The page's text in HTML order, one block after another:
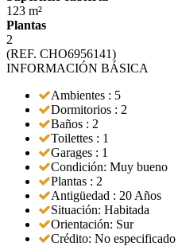
123 m²
Plantas
2
(REF. CHO6956141)
INFORMACIÓN BÁSICA
Ambientes : 5
Dormitorios : 2
Baños : 2
Toilettes : 1
Garages : 1
Condición: Muy bueno
Plantas : 2
Antigüedad : 20 Años
Situación: Habitada
Orientación: Sur
Crédito: No especificado